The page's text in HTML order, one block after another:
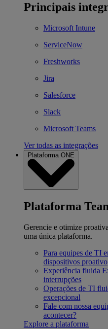
Principais
Microsoft Intune
ServiceNow
Freshworks
Jira
Salesforce
Slack
Microsoft Teams
Ver todas as integrações
Plataforma ONE
Plataforma
Gerencie e otimize
uma única plataforma.
Para equipes de TI
dispositivos proativo
Experiência fluida
interrupções
Operações de TI
excepcional
Fale com nossa
acontecer?
Explore a plataforma